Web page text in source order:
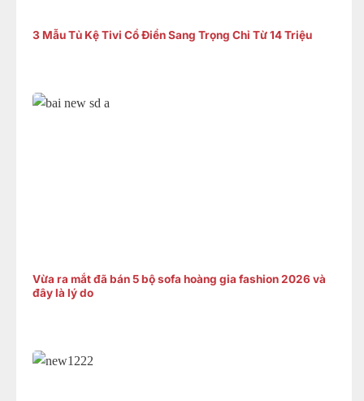
3 Mẫu Tủ Kệ Tivi Cổ Điển Sang Trọng Chỉ Từ 14 Triệu
Vừa ra mắt đã bán 5 bộ sofa hoàng gia fashion 2026 và
đây là lý do